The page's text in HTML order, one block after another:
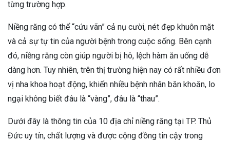
từng trường hợp.
Niềng răng có thể “cứu vãn” cả nụ cười, nét đẹp khuôn mặt
và cả sự tự tin của người bệnh trong cuộc sống. Bên cạnh
đó, niềng răng còn giúp người bị hô, lệch hàm ăn uống dễ
dàng hơn. Tuy nhiên, trên thị trường hiện nay có rất nhiều đơn
vị nha khoa hoạt động, khiến nhiều bệnh nhân băn khoăn, lo
ngại không biết đâu là “vàng”, đâu là “thau”.
Dưới đây là thông tin của 10 địa chỉ niềng răng tại TP. Thủ
Đức uy tín, chất lượng và được cộng đồng tin cậy trong